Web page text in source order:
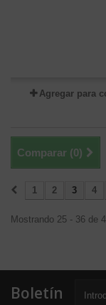
Agregar para
Comparar (0)
1 2 3 4
Mostrando 25 - 36 de
Boletín